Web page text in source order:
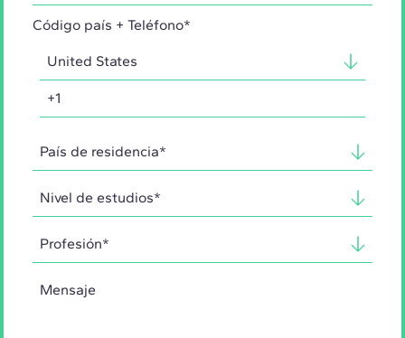
Código país + Teléfono*